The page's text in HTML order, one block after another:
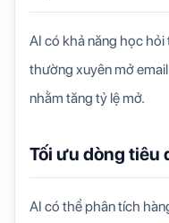
AI có khả năng học
thường xuyên mở
nhằm tăng tỷ lệ mở.
Tối ưu dòng tiêu
AI có thể phân tích